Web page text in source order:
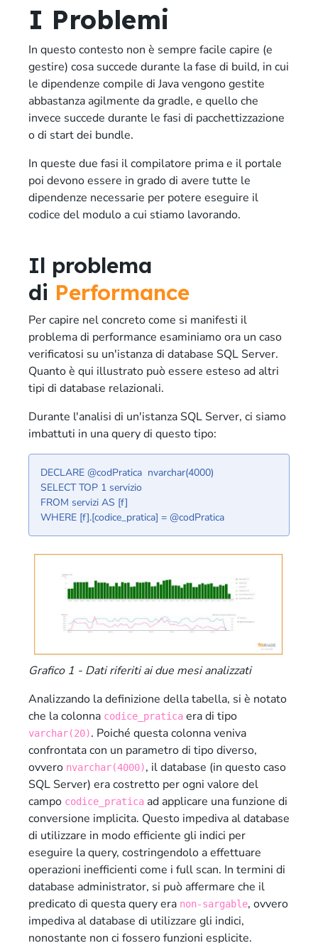
I Problemi
In questo contesto non è sempre facile capire (e
gestire) cosa succede durante la fase di build, in cui
le dipendenze compile di Java vengono gestite
abbastanza agilmente da gradle, e quello che
invece succede durante le fasi di pacchettizzazione
o di start dei bundle.
In queste due fasi il compilatore prima e il portale
poi devono essere in grado di avere tutte le
dipendenze necessarie per potere eseguire il
codice del modulo a cui stiamo lavorando.
Il problema
di Performance
Per capire nel concreto come si manifesti il
problema di performance esaminiamo ora un caso
verificatosi su un'istanza di database SQL Server.
Quanto è qui illustrato può essere esteso ad altri
tipi di database relazionali.
Durante l'analisi di un'istanza SQL Server, ci siamo
imbattuti in una query di questo tipo:
DECLARE @codPratica nvarchar(4000)
SELECT TOP 1 servizio
FROM servizi AS [f]
WHERE [f].[codice_pratica] = @codPratica
Grafico 1 - Dati riferiti ai due mesi analizzati
Analizzando la definizione della tabella, si è notato
che la colonna codice_pratica era di tipo
varchar(20). Poiché questa colonna veniva
confrontata con un parametro di tipo diverso,
ovvero nvarchar(4000), il database (in questo caso
SQL Server) era costretto per ogni valore del
campo codice_pratica ad applicare una funzione di
conversione implicita. Questo impediva al database
di utilizzare in modo efficiente gli indici per
eseguire la query, costringendolo a effettuare
operazioni inefficienti come i full scan. In termini di
database administrator, si può affermare che il
predicato di questa query era non-sargable, ovvero
impediva al database di utilizzare gli indici,
nonostante non ci fossero funzioni esplicite.